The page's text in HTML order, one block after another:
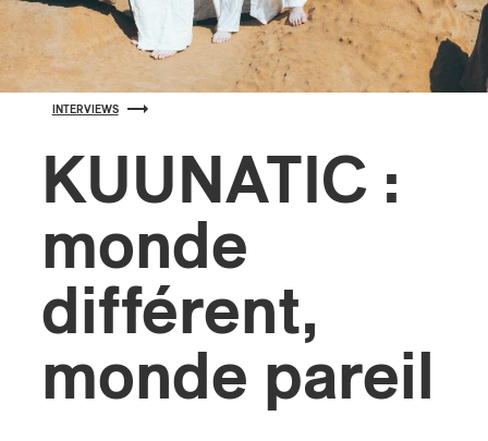
INTERVIEWS
KUUNATIC :
monde
différent,
monde pareil